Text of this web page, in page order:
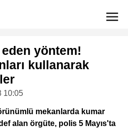
yöntem!
kullanarak
10:05
mekanlarda kumar
alan örgüte, polis 5 Mayıs'ta